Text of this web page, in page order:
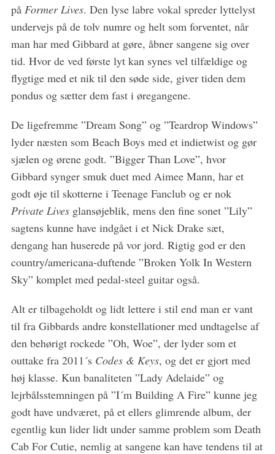
på Former Lives. Den lyse labre vokal spreder lyttelyst
undervejs på de tolv numre og helt som forventet, når
man har med Gibbard at gøre, åbner sangene sig over
tid. Hvor de ved første lyt kan synes vel tilfældige og
flygtige med et nik til den søde side, giver tiden dem
pondus og sætter dem fast i øregangene.
De ligefremme ”Dream Song” og ”Teardrop Windows”
lyder næsten som Beach Boys med et indietwist og gør
sjælen og ørene godt. ”Bigger Than Love”, hvor
Gibbard synger smuk duet med Aimee Mann, har et
godt øje til skotterne i Teenage Fanclub og er nok
Private Livesglansøjeblik, mens den fine sonet ”Lily”
sagtens kunne have indgået i et Nick Drake sæt,
dengang han huserede på vor jord. Rigtig god er den
country/americana-duftende ”Broken Yolk In Western
Sky” komplet med pedal-steel guitar også.
Alt er tilbageholdt og lidt lettere i stil end man er vant
til fra Gibbards andre konstellationer med undtagelse af
den behørigt rockede ”Oh, Woe”, der lyder som et
outtake fra 2011´s Codes & Keys, og det er gjort med
høj klasse. Kun banaliteten ”Lady Adelaide” og
lejrbålsstemningen på ”I´m Building A Fire” kunne jeg
godt have undværet, på et ellers glimrende album, der
egentlig kun lider lidt under samme problem som Death
Cab For Cutie, nemlig at sangene kan have tendens til at